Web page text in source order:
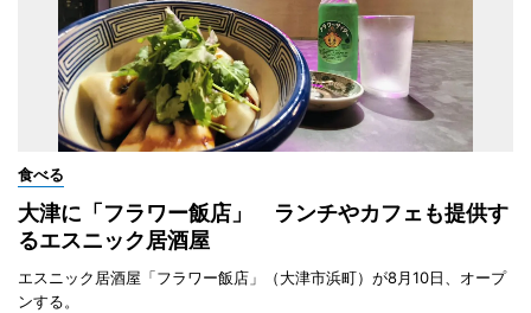
食べる
大津に「フラワー飯店」 ランチやカフェも提供す
るエスニック居酒屋
エスニック居酒屋「フラワー飯店」（大津市浜町）が8月10日、オープ
ンする。